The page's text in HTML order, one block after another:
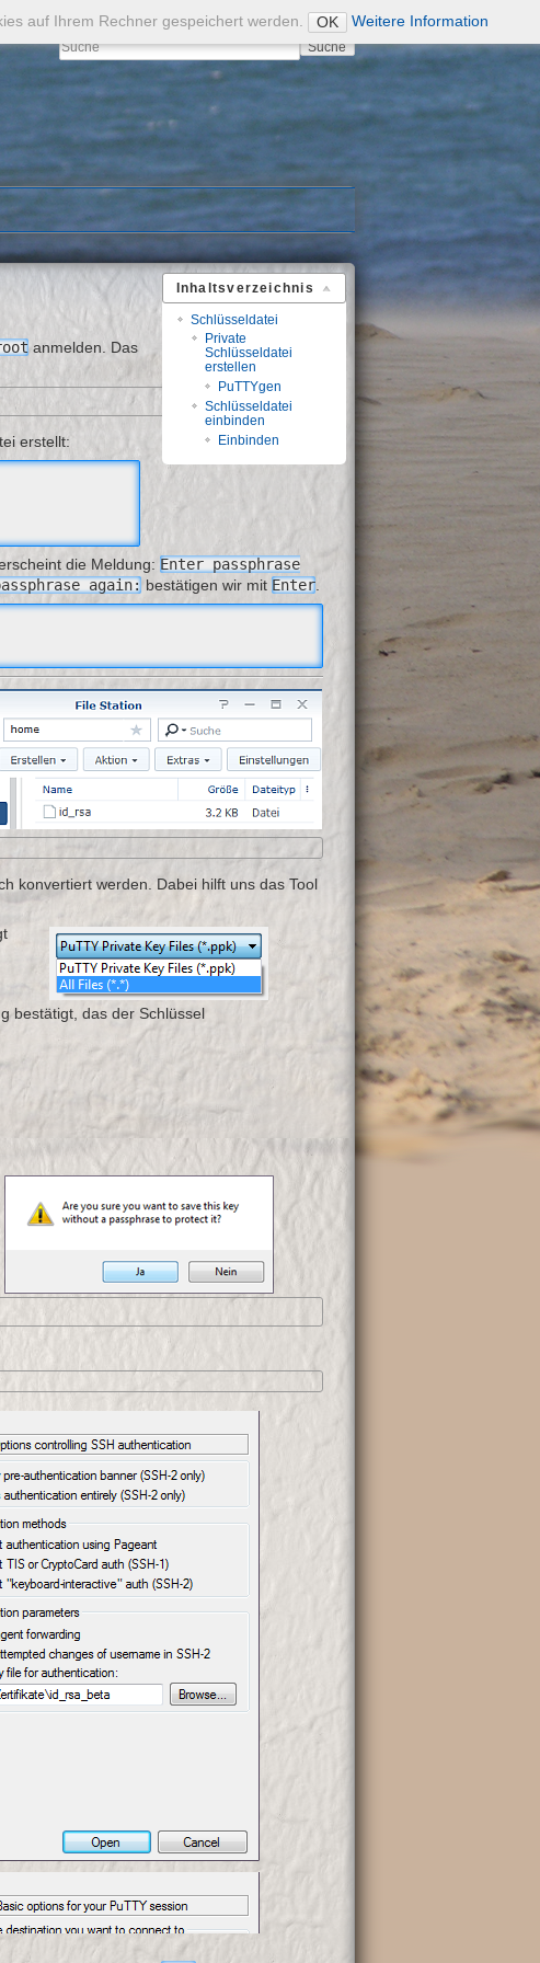
Admin
Suche
Inhaltsverzeichnis
Schlüsseldatei
Private
Schlüsseldatei
erstellen
PuTTYgen
Schlüsseldatei
einbinden
Einbinden
anmelden. Das
erstellt:
die Meldung: Enter passphrase
again: bestätigen wir mit Enter.
konvertiert werden. Dabei hilft uns das Tool
bestätigt, das der Schlüssel
auf Ihrem Rechner gespeichert werden. OK Weitere Information